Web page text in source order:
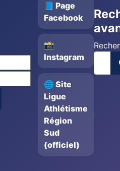
📘 Page
Facebook
📸
Instagram
🌐 Site
Ligue
Athlétisme
Région
Sud
(officiel)